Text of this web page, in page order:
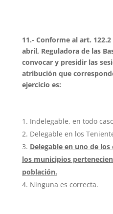
11.- Conforme al art.
abril, Reguladora de las
convocar y presidir las
atribución que
ejercicio es:
Indelegable, en todo
Delegable en los
Delegable en uno de los
los municipios
población.
Ninguna es correcta.